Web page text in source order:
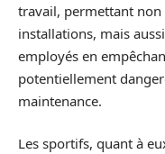
travail, permettant
installations, mais
employés en
potentiellement
maintenance.
Les sportifs, quant à